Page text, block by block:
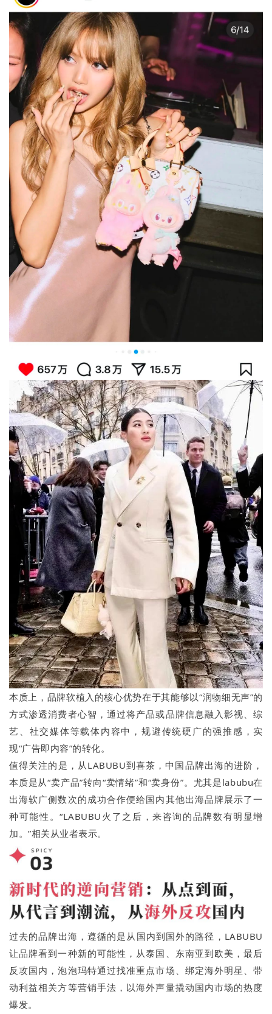
本质上，品牌软植入的核心优势在于其能够以“润物细无声”的
方式渗透消费者心智，通过将产品或品牌信息融入影视、综
艺、社交媒体等载体内容中，规避传统硬广的强推感，实
现“广告即内容”的转化。
值得关注的是，从LABUBU到喜茶，中国品牌出海的进阶，
本质是从“卖产品”转向“卖情绪”和“卖身份”。尤其是labubu在
出海软广侧数次的成功合作便给国内其他出海品牌展示了一
种可能性。“LABUBU火了之后，来咨询的品牌数有明显增
加。”相关从业者表示。
过去的品牌出海，遵循的是从国内到国外的路径，LABUBU
让品牌看到一种新的可能性，从泰国、东南亚到欧美，最后
反攻国内，泡泡玛特通过找准重点市场、绑定海外明星、带
动利益相关方等营销手法，以海外声量撬动国内市场的热度
爆发。